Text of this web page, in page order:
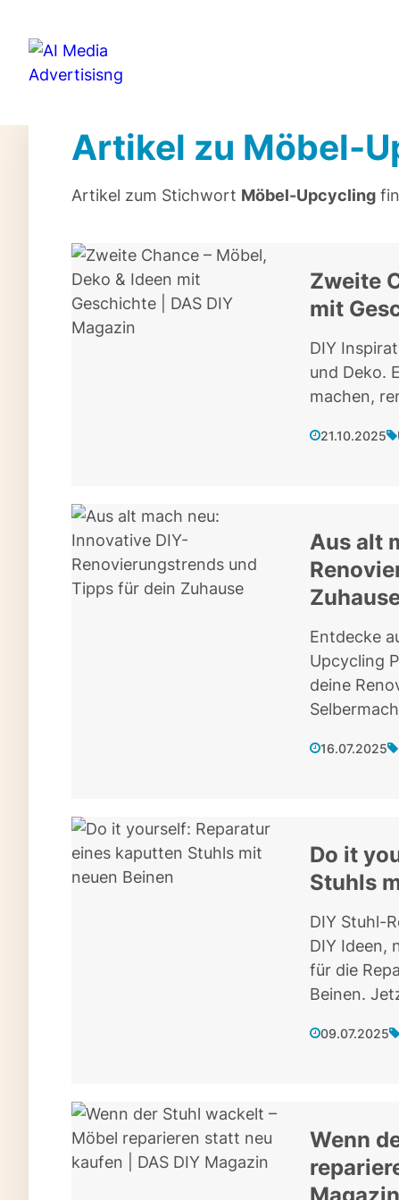
Artikel zu Möbel-
Artikel zum Stichwort Möbel-Upcycling
Zweite
mit
DIY
und Deko.
machen,
21.10.2025
Aus alt
Entdecke
Upcycling
deine
16.07.2025
Do it
Stuhls
DIY Stuhl-
DIY Ideen,
für die
Beinen.
09.07.2025
Wenn